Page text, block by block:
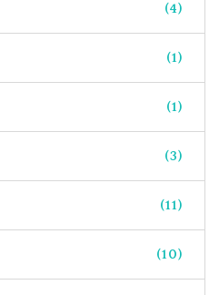
(4)
(1)
(1)
(3)
(11)
(10)